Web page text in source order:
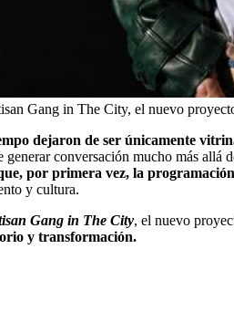
Gang in The City, el nuevo
dejaron de ser únicamente
generar conversación mucho más allá
por primera vez, la
y cultura.
Gang in The City, el nuevo
y transformación.